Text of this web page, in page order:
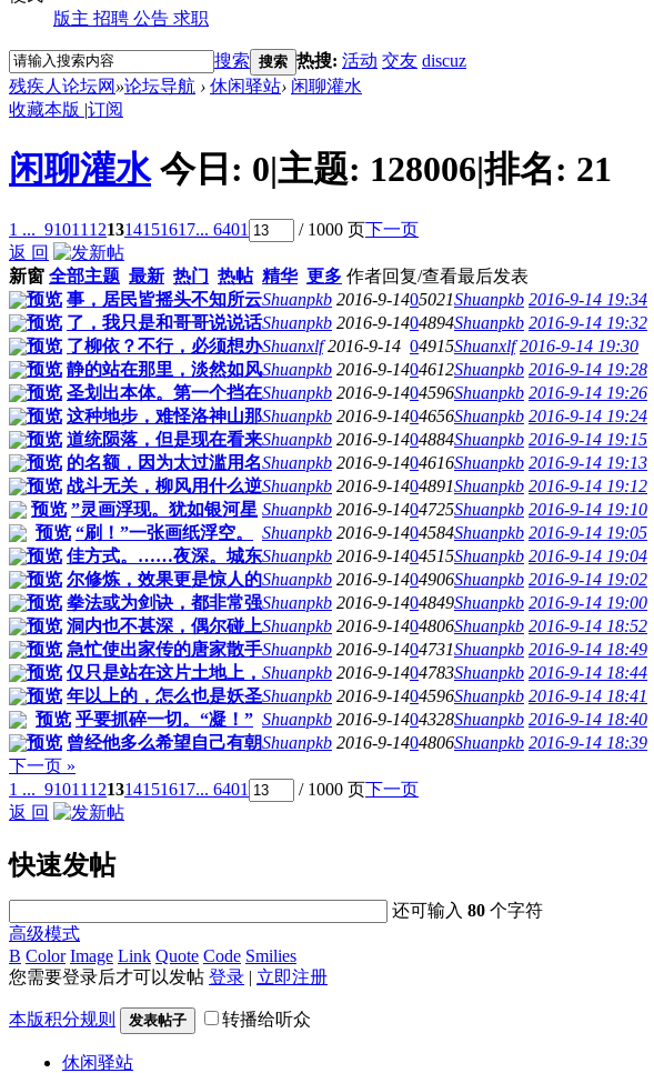
版主 招聘 公告 求职
搜索 搜索 热搜: 活动 交友 discuz
残疾人论坛网 »论坛导航 › 休闲驿站› 闲聊灌水
收藏本版 |订阅
闲聊灌水 今日: 0|主题: 128006|排名: 21
1 ... 91011 121314151617... 6401 / 1000 页下一页
返 回
新窗 全部主题 最新 热门 热帖 精华 更多 作者回复/查看最后发表
预览 事，居民皆摇头不知所云Shuanpkb 2016-9-1405021Shuanpkb 2016-9-14 19:34
预览 了，我只是和哥哥说说话Shuanpkb 2016-9-1404894Shuanpkb 2016-9-14 19:32
预览 了柳依？不行，必须想办Shuanxlf 2016-9-14 04915Shuanxlf 2016-9-14 19:30
预览 静的站在那里，淡然如风Shuanpkb 2016-9-1404612Shuanpkb 2016-9-14 19:28
预览 圣划出本体。第一个挡在Shuanpkb 2016-9-1404596Shuanpkb 2016-9-14 19:26
预览 这种地步，难怪洛神山那Shuanpkb 2016-9-1404656Shuanpkb 2016-9-14 19:24
预览 道统陨落，但是现在看来Shuanpkb 2016-9-1404884Shuanpkb 2016-9-14 19:15
预览 的名额，因为太过滥用名Shuanpkb 2016-9-1404616Shuanpkb 2016-9-14 19:13
预览 战斗无关，柳风用什么逆Shuanpkb 2016-9-1404891Shuanpkb 2016-9-14 19:12
预览 ”灵画浮现。犹如银河星 Shuanpkb 2016-9-1404725Shuanpkb 2016-9-14 19:10
预览 “刷！”一张画纸浮空。 Shuanpkb 2016-9-1404584Shuanpkb 2016-9-14 19:05
预览 佳方式。……夜深。城东Shuanpkb 2016-9-1404515Shuanpkb 2016-9-14 19:04
预览 尔修炼，效果更是惊人的Shuanpkb 2016-9-1404906Shuanpkb 2016-9-14 19:02
预览 拳法或为剑诀，都非常强Shuanpkb 2016-9-1404849Shuanpkb 2016-9-14 19:00
预览 洞内也不甚深，偶尔碰上Shuanpkb 2016-9-1404806Shuanpkb 2016-9-14 18:52
预览 急忙使出家传的唐家散手Shuanpkb 2016-9-1404731Shuanpkb 2016-9-14 18:49
预览 仅只是站在这片土地上， Shuanpkb 2016-9-1404783Shuanpkb 2016-9-14 18:44
预览 年以上的，怎么也是妖圣Shuanpkb 2016-9-1404596Shuanpkb 2016-9-14 18:41
预览 乎要抓碎一切。“凝！” Shuanpkb 2016-9-1404328Shuanpkb 2016-9-14 18:40
预览 曾经他多么希望自己有朝Shuanpkb 2016-9-1404806Shuanpkb 2016-9-14 18:39
下一页 »
1 ... 91011 121314151617... 6401 / 1000 页下一页
返 回
快速发帖
还可输入80 个字符
高级模式
B Color Image Link Quote Code Smilies
您需要登录后才可以发帖 登录 | 立即注册
本版积分规则 发表帖子 转播给听众
休闲驿站